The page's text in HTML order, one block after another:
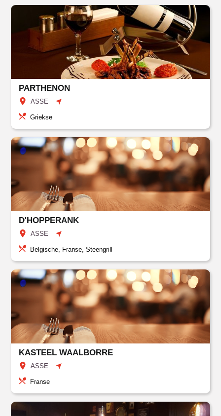
PARTHENON
ASSE
Griekse
D'HOPPERANK
ASSE
Belgische, Franse, Steengrill
KASTEEL WAALBORRE
ASSE
Franse